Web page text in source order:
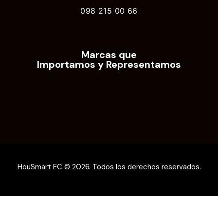
098 215 00 66
Marcas que
Importamos y Representamos
HouSmart EC © 2026. Todos los derechos reservados.